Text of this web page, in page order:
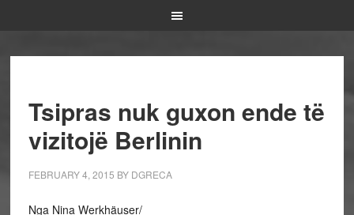
Tsipras nuk guxon ende të
vizitojë Berlinin
FEBRUARY 4, 2015 BY DGRECA
Nga Nina Werkhäuser/